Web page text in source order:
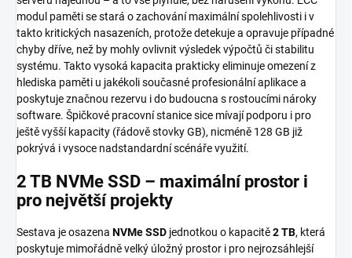
modul paměti se stará o zachování maximální spolehlivosti i v
takto kritických nasazeních, protože detekuje a opravuje případné
chyby dříve, než by mohly ovlivnit výsledek výpočtů či stabilitu
systému. Takto vysoká kapacita prakticky eliminuje omezení z
hlediska paměti u jakékoli současné profesionální aplikace a
poskytuje značnou rezervu i do budoucna s rostoucími nároky
software. Špičkové pracovní stanice sice mívají podporu i pro
ještě vyšší kapacity (řádově stovky GB), nicméně 128 GB již
pokrývá i vysoce nadstandardní scénáře využití.
2 TB NVMe SSD – maximální prostor i
pro největší projekty
Sestava je osazena NVMe SSD jednotkou o kapacitě2 TB, která
poskytuje mimořádně velký úložný prostor i pro nejrozsáhlejší